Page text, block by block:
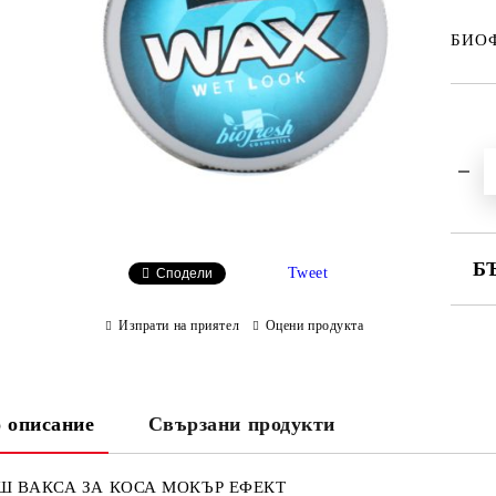
Сподели Tweet
Изпрати на приятел Оцени продукта
описание Свързани продукти
ВАКСА ЗА КОСА МОКЪР ЕФЕКТ